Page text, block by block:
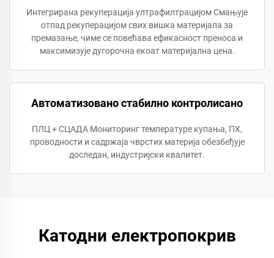
Интегрирана рекуперација ултрафилтрацијом Смањује
отпад рекуперацијом свих вишка материјала за
премазање, чиме се повећава ефикасност преноса и
максимизује дугорочна екоат материјална цена.
Автоматизовано стабилно контролисано
ПЛЦ + СЦАДА Мониторинг температуре купања, ПХ,
проводности и садржаја чврстих материја обезбеђује
доследан, индустријски квалитет.
Катодни електропокрив